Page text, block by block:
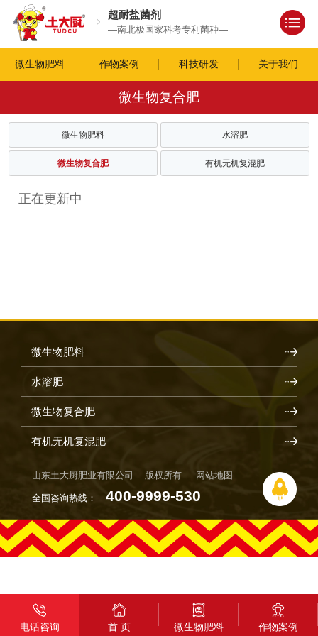
超耐盐菌剂
—南北极国家科考专利菌种—
微生物肥料 作物案例 科技研发 关于我们
微生物复合肥
微生物肥料 水溶肥
微生物复合肥 有机无机复混肥
正在更新中
微生物肥料
水溶肥
微生物复合肥
有机无机复混肥
山东土大厨肥业有限公司 版权所有 网站地图
全国咨询热线： 400-9999-530
电话咨询 首 页 微生物肥料 作物案例